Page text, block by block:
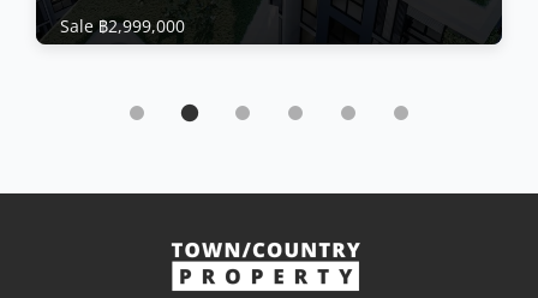
Sale ฿2,999,000
ขายบ้านใหม่เอี่ยม Eco Bang Sarey
ดูเพิ่มเติม